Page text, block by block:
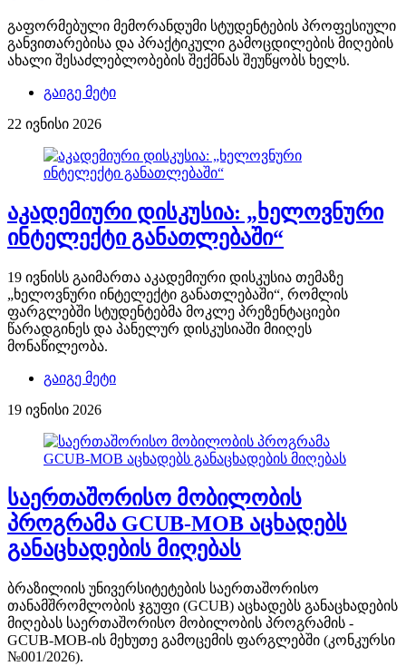
გაფორმებული მემორანდუმი სტუდენტების პროფესიული
განვითარებისა და პრაქტიკული გამოცდილების მიღების
ახალი შესაძლებლობების შექმნას შეუწყობს ხელს.
გაიგე მეტი
22 ივნისი 2026
აკადემიური დისკუსია: „ხელოვნური
ინტელექტი განათლებაში“
19 ივნისს გაიმართა აკადემიური დისკუსია თემაზე
„ხელოვნური ინტელექტი განათლებაში“, რომლის
ფარგლებში სტუდენტებმა მოკლე პრეზენტაციები
წარადგინეს და პანელურ დისკუსიაში მიიღეს
მონაწილეობა.
გაიგე მეტი
19 ივნისი 2026
საერთაშორისო მობილობის
პროგრამა GCUB-MOB აცხადებს
განაცხადების მიღებას
ბრაზილიის უნივერსიტეტების საერთაშორისო
თანამშრომლობის ჯგუფი (GCUB) აცხადებს განაცხადების
მიღებას საერთაშორისო მობილობის პროგრამის -
GCUB-MOB-ის მეხუთე გამოცემის ფარგლებში (კონკურსი
№001/2026).